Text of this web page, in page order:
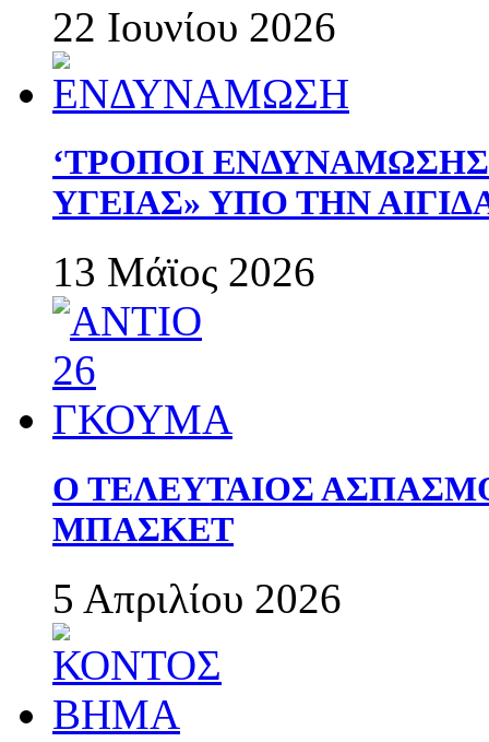
22 Ιουνίου 2026
‘ΤΡΟΠΟΙ
ΥΓΕΙΑΣ» ΥΠΟ ΤΗΝ
13 Μάϊος 2026
Ο ΤΕΛΕΥΤΑΙΟΣ
ΜΠΑΣΚΕΤ
5 Απριλίου 2026